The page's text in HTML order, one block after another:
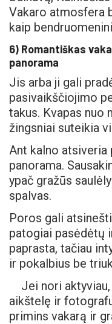
Vakaro atmosfera
kaip
6) Romantiškas
panorama
Jis arba ji gali
pasivaikščiojimo
takus. Kvapas nuo
žingsniai suteikia
Ant kalno
panorama.
ypač gražūs
spalvas.
Poros gali
patogiai pasėdėtų
paprasta, tačiau
ir pokalbius be
Jei nori
aikštelę ir
primins vakarą ir